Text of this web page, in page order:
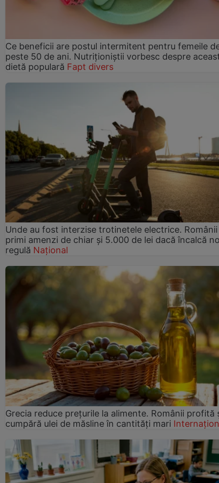
Ce beneficii are postul intermitent pentru femeile
peste 50 de ani. Nutriționiștii vorbesc despre
dietă populară Fapt divers
Unde au fost interzise trotinetele electrice.
primi amenzi de chiar și 5.000 de lei dacă încalcă
regulă Național
Grecia reduce prețurile la alimente. Românii profită
cumpără ulei de măsline în cantități mari